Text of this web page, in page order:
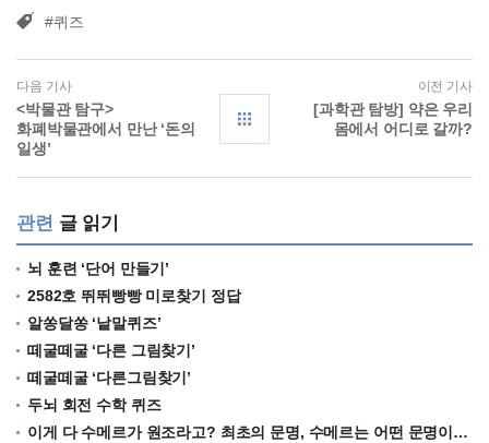
#퀴즈
다음 기사
<박물관 탐구>
화폐박물관에서 만난 ‘돈의
일생’
이전 기사
[과학관 탐방] 약은 우리
몸에서 어디로 갈까?
관련 글 읽기
뇌 훈련 ‘단어 만들기’
2582호 뛰뛰빵빵 미로찾기 정답
알쏭달쏭 ‘낱말퀴즈’
떼굴떼굴 ‘다른 그림찾기’
떼굴떼굴 ‘다른그림찾기’
두뇌 회전 수학 퀴즈
이게 다 수메르가 원조라고? 최초의 문명, 수메르는 어떤 문명이었을까?